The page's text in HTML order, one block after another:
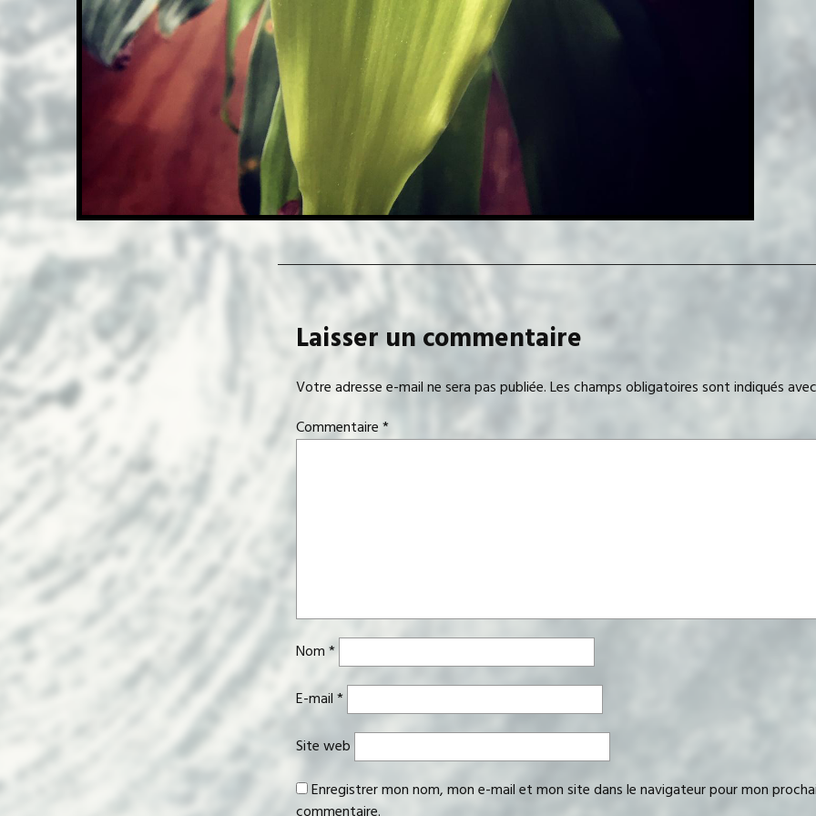
Laisser un commentaire
Votre adresse e-mail ne sera pas publiée.Les champs obligatoires sont indiqués
Commentaire*
Nom*
E-mail*
Site web
Enregistrer mon nom, mon e-mail et mon site dans le navigateur pour mon